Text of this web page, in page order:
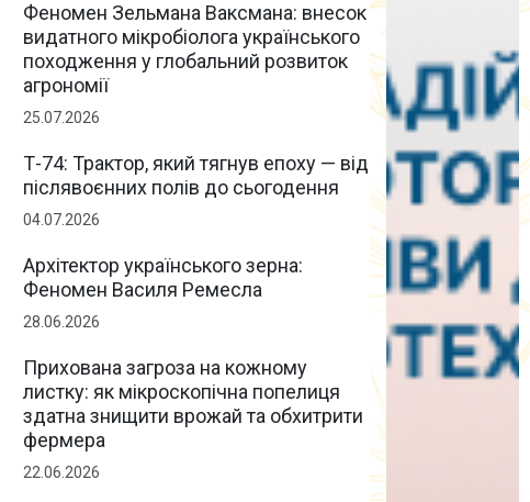
Феномен Зельмана Ваксмана: внесок
видатного мікробіолога українського
походження у глобальний розвиток
агрономії
25.07.2026
Т-74: Трактор, який тягнув епоху — від
післявоєнних полів до сьогодення
04.07.2026
Архітектор українського зерна:
Феномен Василя Ремесла
28.06.2026
Прихована загроза на кожному
листку: як мікроскопічна попелиця
здатна знищити врожай та обхитрити
фермера
22.06.2026